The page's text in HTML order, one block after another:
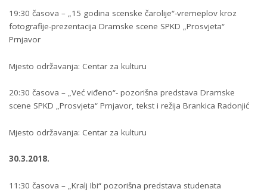
19:30 časova – „15 godina scenske čarolije“-vremeplov kroz
fotografije-prezentacija Dramske scene SPKD „Prosvjeta“
Prnjavor
Mjesto održavanja: Centar za kulturu
20:30 časova – „Već viđeno“- pozorišna predstava Dramske
scene SPKD „Prosvjeta“ Prnjavor, tekst i režija Brankica Radonjić
Mjesto održavanja: Centar za kulturu
30.3.2018.
11:30 časova – „Kralj Ibi“ pozorišna predstava studenata